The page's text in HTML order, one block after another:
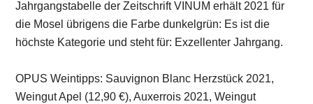
Jahrgangstabelle der Zeitschrift VINUM erhält 2021 für
die Mosel übrigens die Farbe dunkelgrün: Es ist die
höchste Kategorie und steht für: Exzellenter Jahrgang.
OPUS Weintipps: Sauvignon Blanc Herzstück 2021,
Weingut Apel (12,90 €), Auxerrois 2021, Weingut